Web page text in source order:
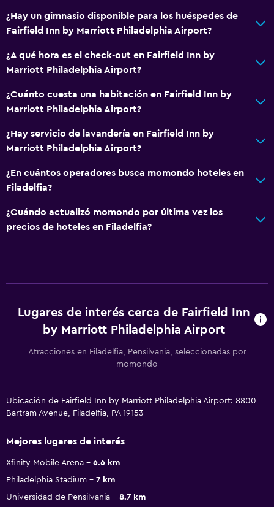
¿Hay un gimnasio disponible para los huéspedes de
Fairfield Inn by Marriott Philadelphia Airport?
¿A qué hora es el check-out en Fairfield Inn by
Marriott Philadelphia Airport?
¿Cuánto cuesta una habitación en Fairfield Inn by
Marriott Philadelphia Airport?
¿Hay servicio de lavandería en Fairfield Inn by
Marriott Philadelphia Airport?
¿En cuántos operadores busca momondo hoteles en
Filadelfia?
¿Cuándo actualizó momondo por última vez los
precios de hoteles en Filadelfia?
Lugares de interés cerca de Fairfield Inn
by Marriott Philadelphia Airport
Atracciones en Filadelfia, Pensilvania, seleccionadas por
momondo
Ubicación de Fairfield Inn by Marriott Philadelphia Airport: 8800
Bartram Avenue, Filadelfia, PA 19153
Mejores lugares de interés
Xfinity Mobile Arena
6.6 km
Philadelphia Stadium
7 km
Universidad de Pensilvania
8.7 km